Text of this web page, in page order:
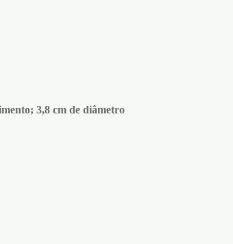
3,8 cm de diâmetro